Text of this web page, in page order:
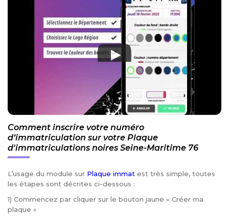
Comment inscrire votre numéro
d’immatriculation sur votre Plaque
d'immatriculations noires Seine-Maritime 76
L’usage du module sur Plaque immat est très simple, toutes
les étapes sont décrites ci-dessous :
1) Commencez par cliquer sur le bouton jaune « Créer ma
plaque »